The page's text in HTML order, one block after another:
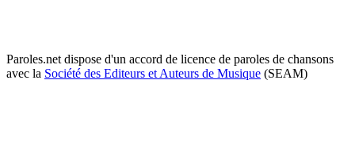
Paroles.net dispose d'un accord de licence de paroles de chansons
avec la Société des Editeurs et Auteurs de Musique (SEAM)